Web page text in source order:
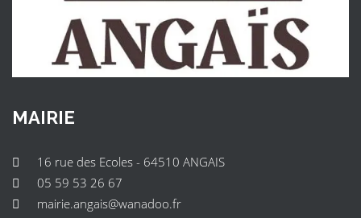
MAIRIE
16 rue des Ecoles - 64510 ANGAIS
05 59 53 26 67
mairie.angais@wanadoo.fr